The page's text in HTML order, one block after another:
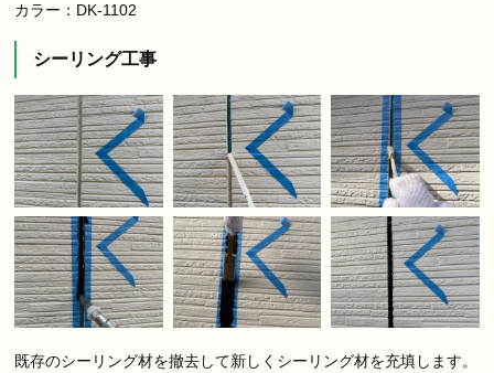
カラー：DK-1102
シーリング工事
既存のシーリング材を撤去して新しくシーリング材を充填します。